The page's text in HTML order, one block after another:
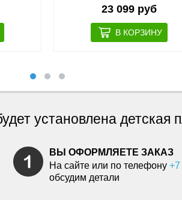
23 099 руб
установлена детская
ВЫ ОФОРМЛЯЕТЕ ЗАКАЗ
На сайте или по телефону +7
обсудим детали